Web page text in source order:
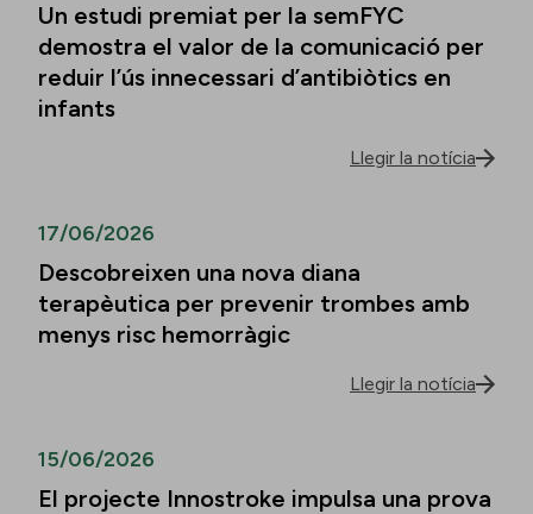
Un estudi premiat per la semFYC
demostra el valor de la comunicació per
reduir l’ús innecessari d’antibiòtics en
infants
Llegir la notícia
17/06/2026
Descobreixen una nova diana
terapèutica per prevenir trombes amb
menys risc hemorràgic
Llegir la notícia
15/06/2026
El projecte Innostroke impulsa una prova